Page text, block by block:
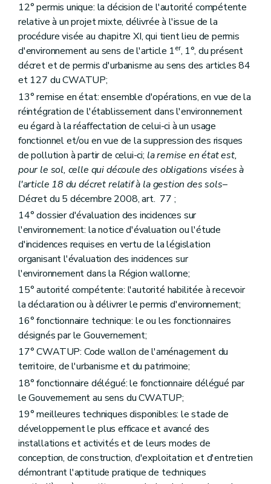
Art. 80
Chapitre XI Du permis unique
Section première Champ d'application et autorité compétente
Art. 81
Section 2 Demande, enquête publique et avis
Art. 82
Art. 83
Art. 84
Art. 85
Art. 86
Art. 87
Art. 88
Art. 89
Art. 90
Art. 91
Art. 92
Section 3 Décision
Art. 93
Art. 94
Section 4 Recours
Art. 95
Section 5
Dispositions particulières au projet mixte impliquant une modification à la voirie communale
Art. 96
Section 6 Dispositions finales
Art. 97
Chapitre XII
Dispositions abrogatoires et modificatives
Section première Code wallon de l'Aménagement du Territoire, de l'Urbanisme et du Patrimoine
Art. 98
Art. 99
Section 2
Art. 100
Art. 101
Art. 102
Art. 103
Art. 104
Art. 105
Art. 106
Art. 107
Art. 108
Art. 109
Art. 110
12° permis unique: la décision de l'autorité compétente
relative à un projet mixte, délivrée à l'issue de la
procédure visée au chapitre XI, qui tient lieu de permis
d'environnement au sens de l'article 1er, 1°, du présent
décret et de permis d'urbanisme au sens des articles 84
et 127 du CWATUP;
13° remise en état: ensemble d'opérations, en vue de la
réintégration de l'établissement dans l'environnement
eu égard à la réaffectation de celui-ci à un usage
fonctionnel et/ou en vue de la suppression des risques
de pollution à partir de celui-ci; la remise en état est,
pour le sol, celle qui découle des obligations visées à
l'article 18 du décret relatif à la gestion des sols–
Décret du 5 décembre 2008, art. 77 ;
14° dossier d'évaluation des incidences sur
l'environnement: la notice d'évaluation ou l'étude
d'incidences requises en vertu de la législation
organisant l'évaluation des incidences sur
l'environnement dans la Région wallonne;
15° autorité compétente: l'autorité habilitée à recevoir
la déclaration ou à délivrer le permis d'environnement;
16° fonctionnaire technique: le ou les fonctionnaires
désignés par le Gouvernement;
17° CWATUP: Code wallon de l'aménagement du
territoire, de l'urbanisme et du patrimoine;
18° fonctionnaire délégué: le fonctionnaire délégué par
le Gouvernement au sens du CWATUP;
19° meilleures techniques disponibles: le stade de
développement le plus efficace et avancé des
installations et activités et de leurs modes de
conception, de construction, d'exploitation et d'entretien
démontrant l'aptitude pratique de techniques